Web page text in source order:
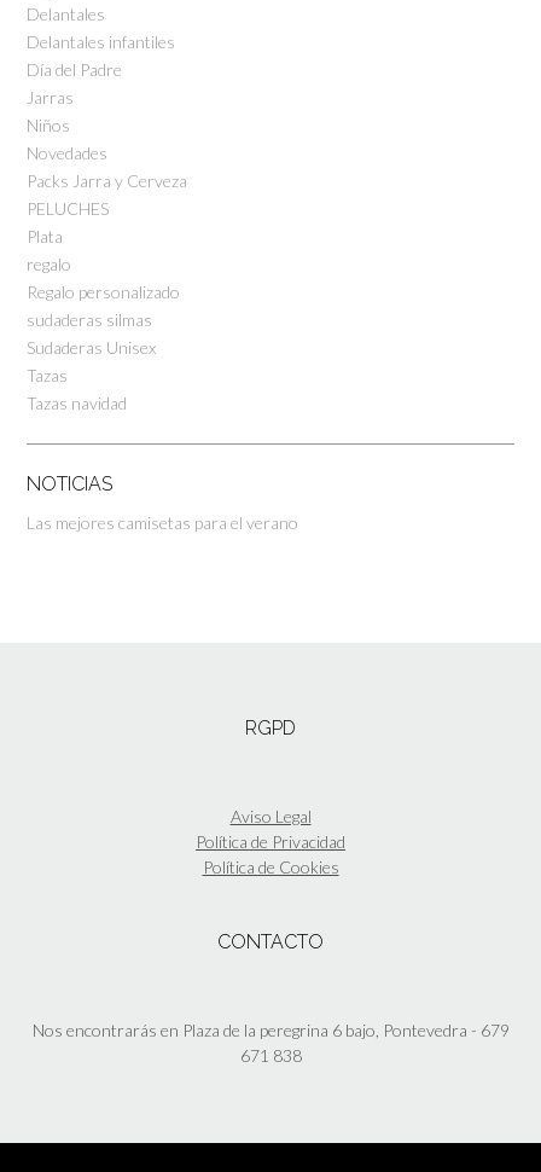
Delantales
Delantales infantiles
Día del Padre
Jarras
Niños
Novedades
Packs Jarra y Cerveza
PELUCHES
Plata
regalo
Regalo personalizado
sudaderas silmas
Sudaderas Unisex
Tazas
Tazas navidad
NOTICIAS
Las mejores camisetas para el verano
RGPD
Aviso Legal
Política de Privacidad
Política de Cookies
CONTACTO
Nos encontrarás en Plaza de la peregrina 6 bajo, Pontevedra - 679
671 838